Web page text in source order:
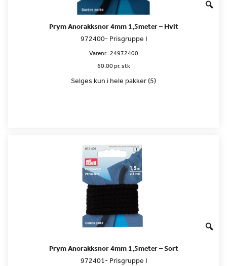
Prym Anorakksnor 4mm 1,5meter – Hvit
972400- Prisgruppe I
Varenr.:24972400
60.00 pr. stk
Selges kun i hele pakker (5)
Prym Anorakksnor 4mm 1,5meter – Sort
972401- Prisgruppe I